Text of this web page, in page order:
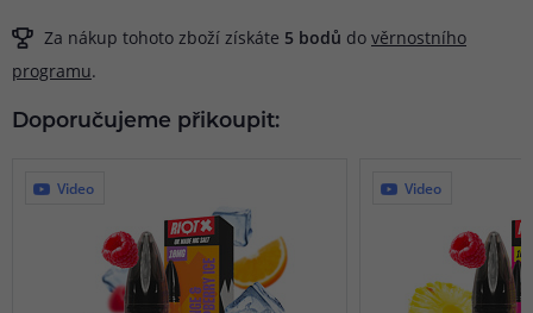
Za nákup tohoto zboží získáte 5 bodů do věrnostního
programu.
Doporučujeme přikoupit:
Video Video